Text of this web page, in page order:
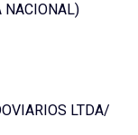
NACIONAL)
LTDA/